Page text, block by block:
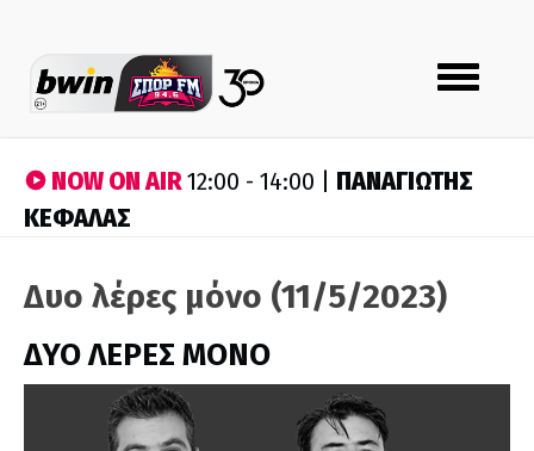
Toggle
navigation
NOW ON AIR12:00 - 14:00 | ΠΑΝΑΓΙΩΤΗΣ
ΚΕΦΑΛΑΣ
Δυο λέρες μόνο (11/5/2023)
ΔΥΟ ΛΕΡΕΣ ΜΟΝΟ